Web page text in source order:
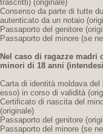
trascritti) (originale)
Consenso da parte di tutte
autenticato da un notaio
Passaporto del genitore
Passaporto del minore (se
Nel caso di ragazze
minori di 18 anni
Carta di identità moldava
esso) in corso di validità
Certificato di nascita del
(originale)
Passaporto del genitore
Passaporto del minore (se